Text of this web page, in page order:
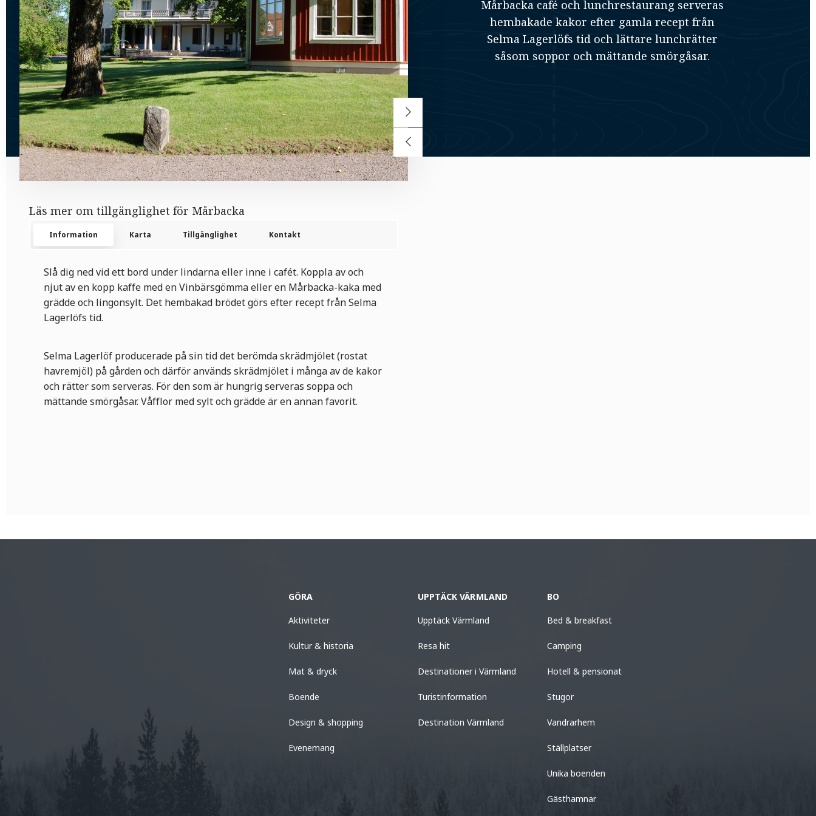
Mårbacka café och lunchrestaurang serveras
hembakade kakor efter gamla recept från
Selma Lagerlöfs tid och lättare lunchrätter
såsom soppor och mättande smörgåsar.
Läs mer om tillgänglighet för Mårbacka
Information Karta Tillgänglighet Kontakt
Slå dig ned vid ett bord under lindarna eller inne i cafét. Koppla av och
njut av en kopp kaffe med en Vinbärsgömma eller en Mårbacka-kaka med
grädde och lingonsylt. Det hembakad brödet görs efter recept från Selma
Lagerlöfs tid.
Selma Lagerlöf producerade på sin tid det berömda skrädmjölet (rostat
havremjöl) på gården och därför används skrädmjölet i många av de kakor
och rätter som serveras. För den som är hungrig serveras soppa och
mättande smörgåsar. Våfflor med sylt och grädde är en annan favorit.
GÖRA
Aktiviteter
Kultur & historia
Mat & dryck
Boende
Design & shopping
Evenemang
UPPTÄCK VÄRMLAND
Upptäck Värmland
Resa hit
Destinationer i Värmland
Turistinformation
Destination Värmland
BO
Bed & breakfast
Camping
Hotell & pensionat
Stugor
Vandrarhem
Ställplatser
Unika boenden
Gästhamnar